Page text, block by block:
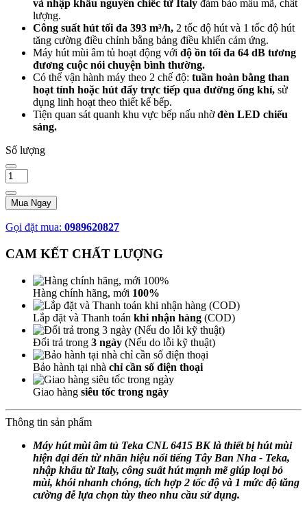
và nhập khẩu nguyên chiếc từ Italy đảm bảo mẫu mã, chất
lượng.
Công suất hút tối đa 393 m³/h, 2 tốc độ hút và 1 tốc độ hút
tăng cường điều chỉnh bằng bảng điều khiển cảm ứng.
Máy hút mùi âm tủ hoạt động với độ ồn tối đa 64 dB tương
đương cuộc nói chuyện bình thường.
Có thể vận hành máy theo 2 chế độ: tuần hoàn bằng than
hoạt tính hoặc hút đẩy trực tiếp qua đường ống khí, sử
dụng linh hoạt theo thiết kế bếp.
Tiện quan sát quanh khu vực bếp nấu nhờđèn LED chiếu
sáng.
Số lượng
Mua Ngay
Gọi đặt mua: 0989620827
CAM KẾT CHẤT LƯỢNG
Hàng chính hãng, mới 100%
Lắp đặt và Thanh toán khi nhận hàng (COD)
Đổi trả trong 3 ngày (Nếu do lỗi kỹ thuật)
Bảo hành tại nhà chỉ cần số điện thoại
Giao hàng siêu tốc trong ngày
Thông tin sản phẩm
Máy hút mùi âm tủ Teka CNL 6415 BK là thiết bị hút mùi
hiện đại đến từ nhãn hiệu nổi tiếng Tây Ban Nha - Teka,
nhập khẩu từ Italy, công suất hút mạnh mẽ giúp loại bỏ
mùi, khói nhanh chóng, tích hợp 2 tốc độ và 1 mức độ tăng
cường dễ lựa chọn tùy theo nhu cầu sử dụng.